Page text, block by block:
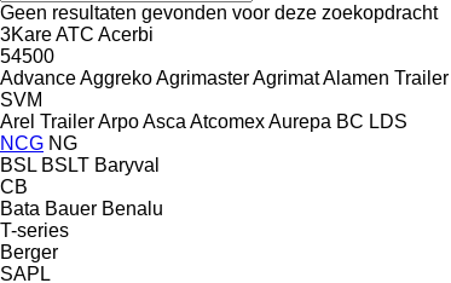
Geen resultaten gevonden voor deze zoekopdracht
3KareATC Acerbi
54500
AdvanceAggrekoAgrimasterAgrimatAlamen Trailer
SVM
Arel TrailerArpoAsca AtcomexAurepa BC LDS
NCG NG
BSL BSLT Baryval
CB
Bata Bauer Benalu
T-series
Berger
SAPL